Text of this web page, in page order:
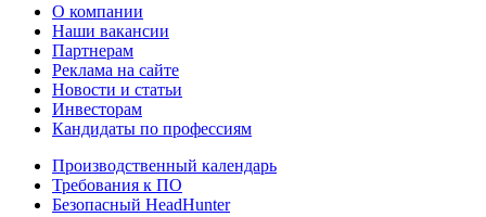
О компании
Наши вакансии
Партнерам
Реклама на сайте
Новости и статьи
Инвесторам
Кандидаты по профессиям
Производственный календарь
Требования к ПО
Безопасный HeadHunter